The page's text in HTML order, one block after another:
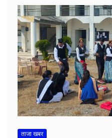
ताजा खबर